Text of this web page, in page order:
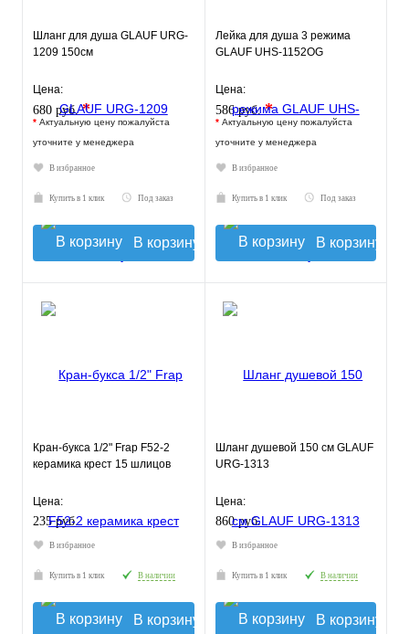
Шланг для душа GLAUF URG-
1209 150см
Цена:
680 руб.*
* Актуальную цену пожалуйста
уточните у менеджера
В избранное
Купить в 1 клик Под заказ
В корзину
Лейка для душа 3 режима
GLAUF UHS-1152OG
Цена:
586 руб.*
* Актуальную цену пожалуйста
уточните у менеджера
В избранное
Купить в 1 клик Под заказ
В корзину
Кран-букса 1/2" Frap F52-2
керамика крест 15 шлицов
Цена:
235 руб.
В избранное
Купить в 1 клик В наличии
В корзину
Шланг душевой 150 см GLAUF
URG-1313
Цена:
860 руб.
В избранное
Купить в 1 клик В наличии
В корзину